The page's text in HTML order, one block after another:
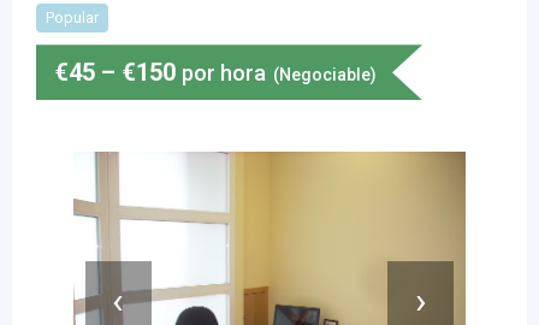
Popular
€45 – €150 por hora (Negociable)
‹ ›